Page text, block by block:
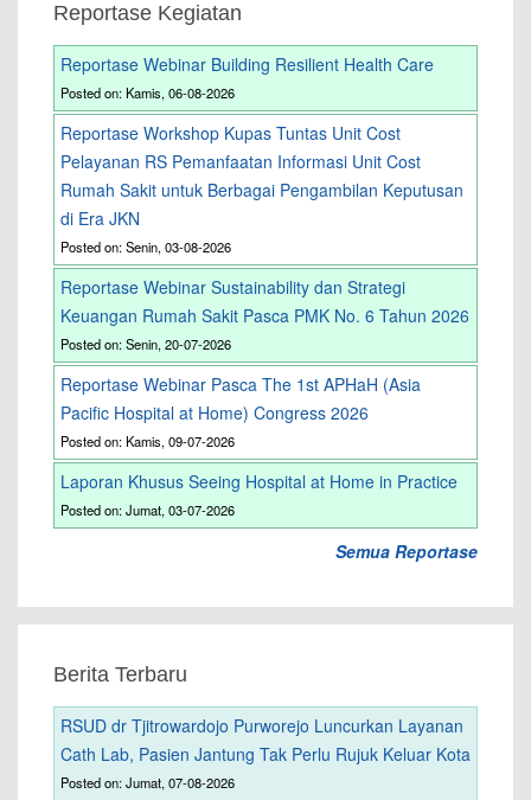
Reportase Kegiatan
Reportase Webinar Building Resilient Health Care
Posted on: Kamis, 06-08-2026
Reportase Workshop Kupas Tuntas Unit Cost
Pelayanan RS Pemanfaatan Informasi Unit Cost
Rumah Sakit untuk Berbagai Pengambilan Keputusan
di Era JKN
Posted on: Senin, 03-08-2026
Reportase Webinar Sustainability dan Strategi
Keuangan Rumah Sakit Pasca PMK No. 6 Tahun 2026
Posted on: Senin, 20-07-2026
Reportase Webinar Pasca The 1st APHaH (Asia
Pacific Hospital at Home) Congress 2026
Posted on: Kamis, 09-07-2026
Laporan Khusus Seeing Hospital at Home in Practice
Posted on: Jumat, 03-07-2026
Semua Reportase
Berita Terbaru
RSUD dr Tjitrowardojo Purworejo Luncurkan Layanan
Cath Lab, Pasien Jantung Tak Perlu Rujuk Keluar Kota
Posted on: Jumat, 07-08-2026